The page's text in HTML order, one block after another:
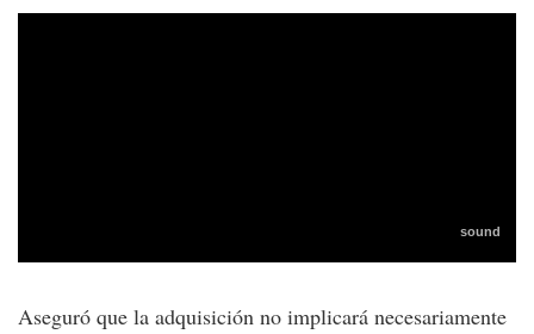
Aseguró que la adquisición no implicará necesariamente